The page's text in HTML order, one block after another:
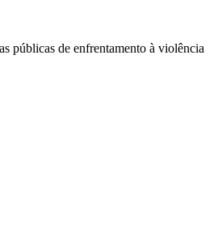
públicas de enfrentamento à violência